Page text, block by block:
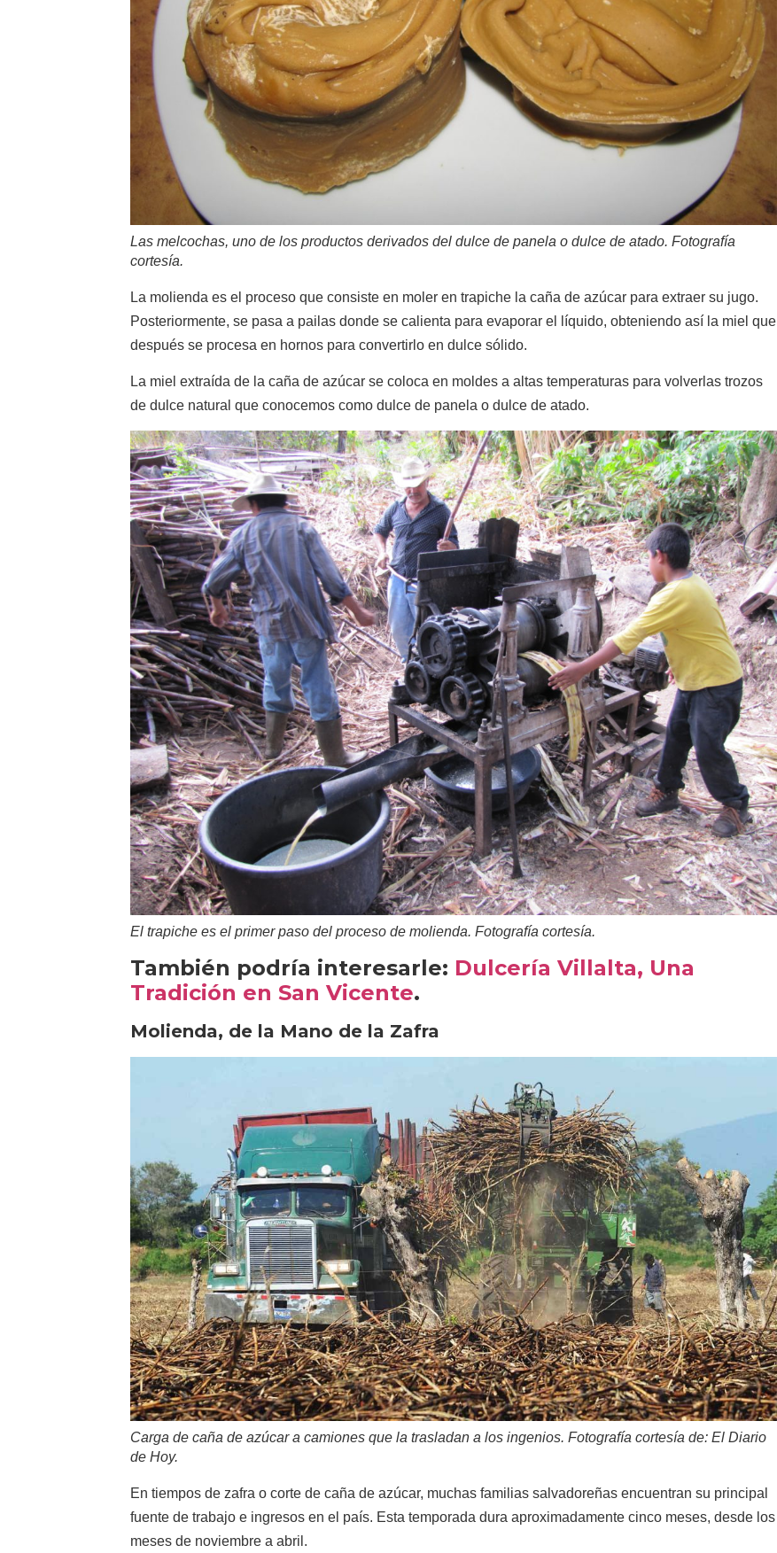
Las melcochas, uno de los productos derivados del dulce de panela o dulce de atado. Fotografía
cortesía.
La molienda es el proceso que consiste en moler en trapiche la caña de azúcar para extraer su jugo.
Posteriormente, se pasa a pailas donde se calienta para evaporar el líquido, obteniendo así la miel que
después se procesa en hornos para convertirlo en dulce sólido.
La miel extraída de la caña de azúcar se coloca en moldes a altas temperaturas para volverlas trozos
de dulce natural que conocemos como dulce de panela o dulce de atado.
El trapiche es el primer paso del proceso de molienda. Fotografía cortesía.
También podría interesarle: Dulcería Villalta, Una
Tradición en San Vicente.
Molienda, de la Mano de la Zafra
Carga de caña de azúcar a camiones que la trasladan a los ingenios. Fotografía cortesía de: El Diario
de Hoy.
En tiempos de zafra o corte de caña de azúcar, muchas familias salvadoreñas encuentran su principal
fuente de trabajo e ingresos en el país. Esta temporada dura aproximadamente cinco meses, desde los
meses de noviembre a abril.